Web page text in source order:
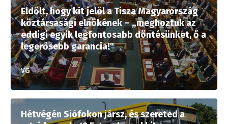
Eldőlt, hogy kit jelöl a Tisza Magyarország
köztársasági elnökének – „meghoztuk az
eddigi egyik legfontosabb döntésünket, ő a
legerősebb garancia!"
VG
Hétvégén Siófokon jársz, és szereted a